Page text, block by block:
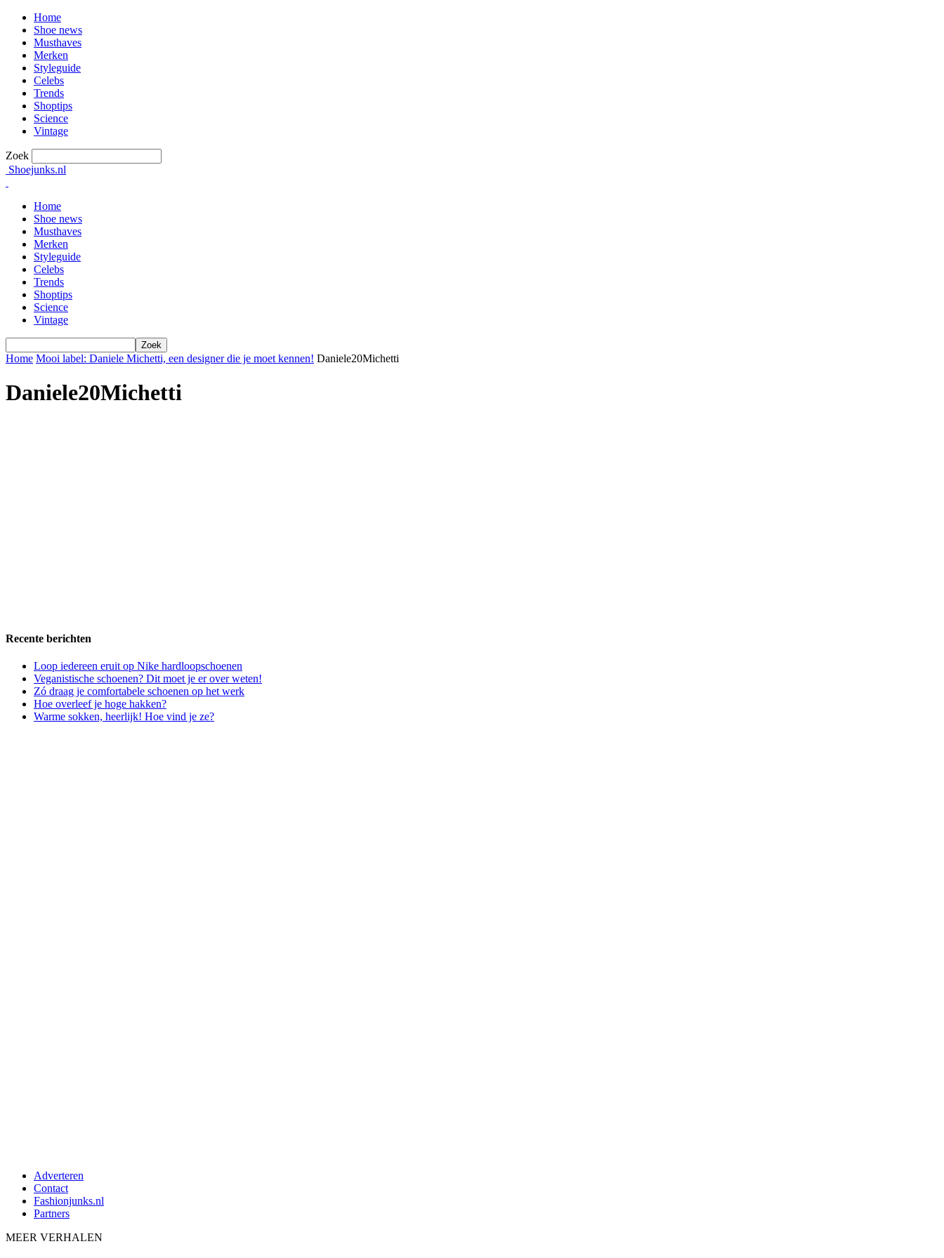
Home
Shoe news
Musthaves
Merken
Styleguide
Celebs
Trends
Shoptips
Science
Vintage
Zoek
Shoejunks.nl
Home
Shoe news
Musthaves
Merken
Styleguide
Celebs
Trends
Shoptips
Science
Vintage
Home Mooi label: Daniele Michetti, een designer die je moet kennen! Daniele20Michetti
Daniele20Michetti
Recente berichten
Loop iedereen eruit op Nike hardloopschoenen
Veganistische schoenen? Dit moet je er over weten!
Zó draag je comfortabele schoenen op het werk
Hoe overleef je hoge hakken?
Warme sokken, heerlijk! Hoe vind je ze?
Adverteren
Contact
Fashionjunks.nl
Partners
MEER VERHALEN